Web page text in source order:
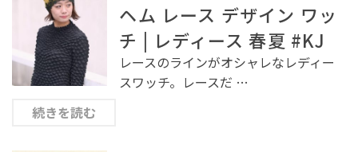
ヘム レース デザイン ワッ
チ | レディース 春夏 #KJ
レースのラインがオシャレなレディー
スワッチ。レースだ …
続きを読む